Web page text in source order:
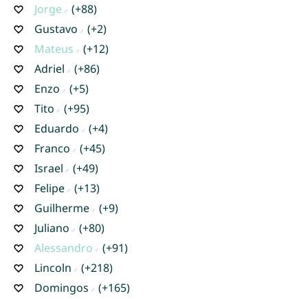
Jorge
(+88)
Gustavo
(+2)
Mateus
(+12)
Adriel
(+86)
Enzo
(+5)
Tito
(+95)
Eduardo
(+4)
Franco
(+45)
Israel
(+49)
Felipe
(+13)
Guilherme
(+9)
Juliano
(+80)
Alessandro
(+91)
Lincoln
(+218)
Domingos
(+165)